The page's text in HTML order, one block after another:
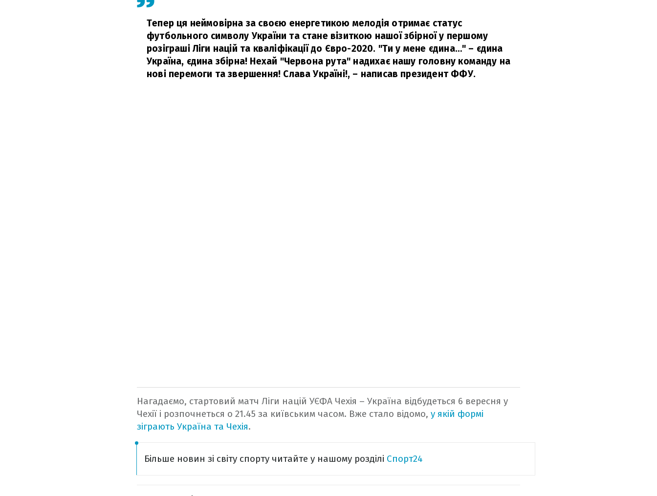
Тепер ця неймовірна за своєю енергетикою мелодія отримає статус
футбольного символу України та стане візиткою нашої збірної у першому
розіграші Ліги націй та кваліфікації до Євро-2020. "Ти у мене єдина…" – єдина
Україна, єдина збірна! Нехай "Червона рута" надихає нашу головну команду на
нові перемоги та звершення! Слава Україні!, – написав президент ФФУ.
Нагадаємо, стартовий матч Ліги націй УЄФА Чехія – Україна відбудеться 6 вересня у
Чехії і розпочнеться о 21.45 за київським часом. Вже стало відомо, у якій формі
зіграють Україна та Чехія.
Більше новин зі світу спорту читайте у нашому розділі Спорт24